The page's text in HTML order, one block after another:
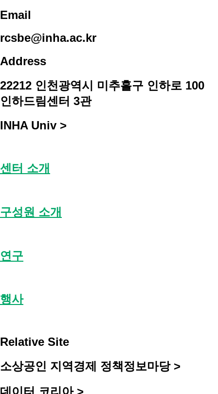
Email
rcsbe@inha.ac.kr
Address
22212 인천광역시 미추홀구 인하로 100
인하드림센터 3관
INHA Univ >
센터 소개
구성원 소개
연구
행사
Relative Site
소상공인 지역경제 정책정보마당 >
데이터 코리아 >